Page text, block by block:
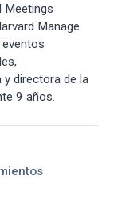
Meetings
Manage
y directora de la
9 años.